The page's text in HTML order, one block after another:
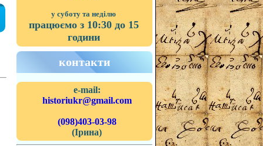
у суботу та неділю
працюємо з 10:30 до 15
години
контакти
e-mail:
historiukr@gmail.com
(098)403-03-98
(Ірина)